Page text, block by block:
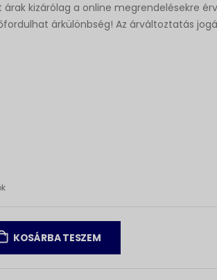
kizárólag a online megrendelésekre
árkülönbség! Az árváltoztatás
KOSÁRBA TESZEM